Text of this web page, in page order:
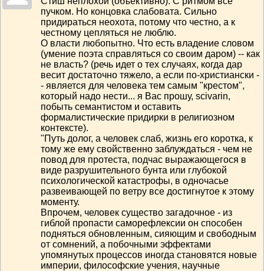
пучком. Но концовка слабовата. Сильно
придираться неохота, потому что честно, а к
честному цепляться не люблю.
О власти любопытно. Что есть владение словом
(умение поэта справляться со своим даром) -- как
не власть? (речь идет о тех случаях, когда дар
весит достаточно тяжело, а если по-христиански -
- является для человека тем самым "крестом",
который надо нести... я Вас прошу, scivarin,
побыть семантистом и оставить
формалистические придирки в религиозном
контексте).
"Путь долог, а человек слаб, жизнь его коротка, к
тому же ему свойственно заблуждаться - чем не
повод для протеста, подчас выражающегося в
виде разрушительного бунта или глубокой
психологической катастрофы, в одночасье
развеивающей по ветру все достигнутое к этому
моменту.
Впрочем, человек существо загадочное - из
гиблой пропасти саморефлексии он способен
подняться обновленным, сияющим и свободным
от сомнений, а побочными эффектами
упомянутых процессов иногда становятся новые
империи, философские учения, научные